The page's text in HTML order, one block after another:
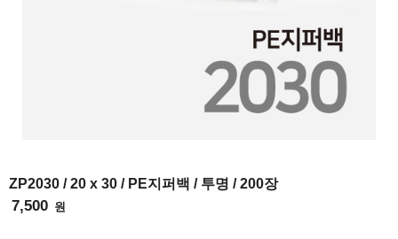
ZP2030 / 20 x 30 / PE지퍼백 / 투명 / 200장
7,500 원